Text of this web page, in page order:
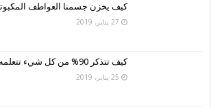
كيف يخزن جسمنا العواطف
27 يناير، 2019
كيف تتذكر 90% من كل شيء تتعلمه ؟
25 يناير، 2019